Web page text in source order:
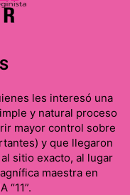
les interesó una
y natural proceso
mayor control sobre
y que llegaron
sitio exacto, al lugar
maestra en
“11”.